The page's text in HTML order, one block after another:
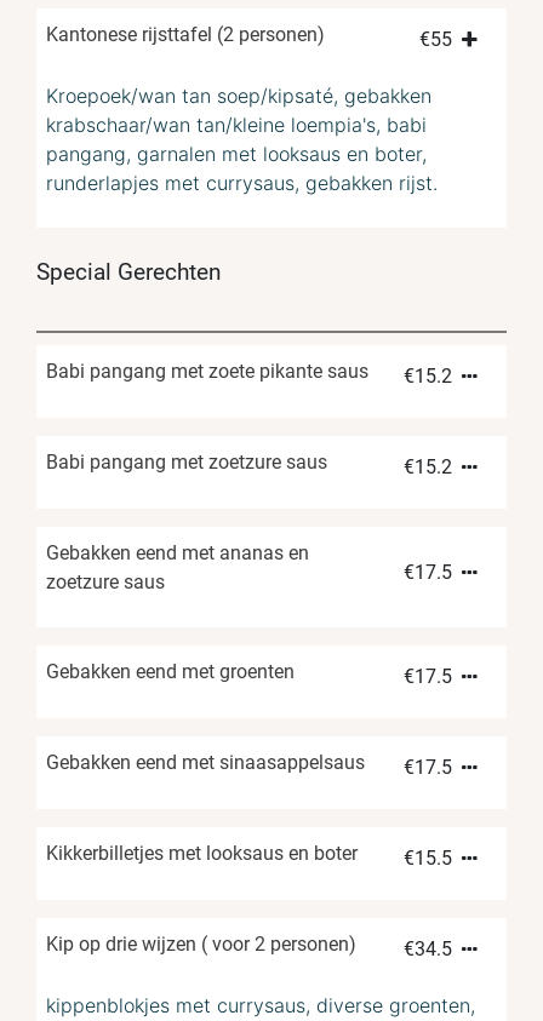
Kantonese rijsttafel (2 personen) €55
Kroepoek/wan tan soep/kipsaté, gebakken
krabschaar/wan tan/kleine loempia's, babi
pangang, garnalen met looksaus en boter,
runderlapjes met currysaus, gebakken rijst.
Special Gerechten
Babi pangang met zoete pikante saus €15.2
Babi pangang met zoetzure saus €15.2
Gebakken eend met ananas en
zoetzure saus
€17.5
Gebakken eend met groenten €17.5
Gebakken eend met sinaasappelsaus €17.5
Kikkerbilletjes met looksaus en boter €15.5
Kip op drie wijzen ( voor 2 personen) €34.5
kippenblokjes met currysaus, diverse groenten,